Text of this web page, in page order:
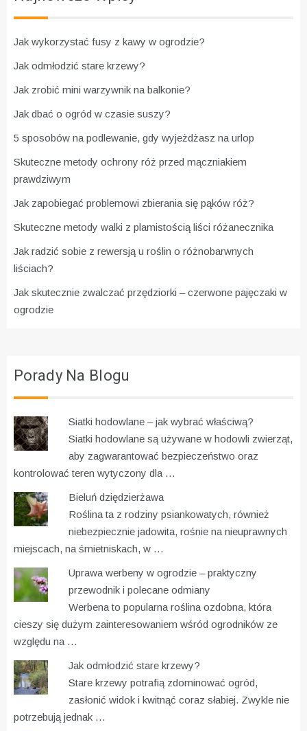
Jak wykorzystać fusy z kawy w ogrodzie?
Jak odmłodzić stare krzewy?
Jak zrobić mini warzywnik na balkonie?
Jak dbać o ogród w czasie suszy?
5 sposobów na podlewanie, gdy wyjeżdżasz na urlop
Skuteczne metody ochrony róż przed mączniakiem
prawdziwym
Jak zapobiegać problemowi zbierania się pąków róż?
Skuteczne metody walki z plamistością liści różanecznika
Jak radzić sobie z rewersją u roślin o różnobarwnych
liściach?
Jak skutecznie zwalczać przędziorki – czerwone pajęczaki w
ogrodzie
Porady Na Blogu
Siatki hodowlane – jak wybrać właściwą?
Siatki hodowlane są używane w hodowli zwierząt,
aby zagwarantować bezpieczeństwo oraz
kontrolować teren wytyczony dla …
Bieluń dziędzierżawa
Roślina ta z rodziny psiankowatych, również
niebezpiecznie jadowita, rośnie na nieuprawnych
miejscach, na śmietniskach, w …
Uprawa werbeny w ogrodzie – praktyczny
przewodnik i polecane odmiany
Werbena to popularna roślina ozdobna, która
cieszy się dużym zainteresowaniem wśród ogrodników ze
względu na …
Jak odmłodzić stare krzewy?
Stare krzewy potrafią zdominować ogród,
zasłonić widok i kwitnąć coraz słabiej. Zwykle nie
potrzebują jednak …